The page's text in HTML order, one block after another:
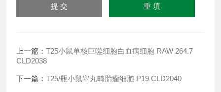
上一篇：T25小鼠单核巨噬细胞白血病细胞 RAW 264.7
CLD2038
下一篇：T25/瓶小鼠睾丸畸胎瘤细胞 P19 CLD2040